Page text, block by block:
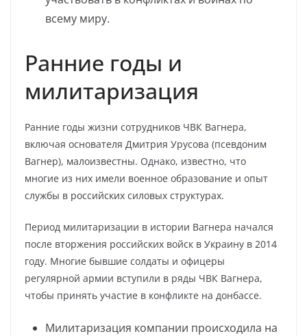
всему миру.
Ранние годы и
милитаризация
Ранние годы жизни сотрудников ЧВК Вагнера,
включая основателя Дмитрия Урусова (псевдоним
Вагнер), малоизвестны. Однако, известно, что
многие из них имели военное образование и опыт
службы в российских силовых структурах.
Период милитаризации в истории Вагнера начался
после вторжения российских войск в Украину в 2014
году. Многие бывшие солдаты и офицеры
регулярной армии вступили в ряды ЧВК Вагнера,
чтобы принять участие в конфликте на донбассе.
Милитаризация компании происходила на